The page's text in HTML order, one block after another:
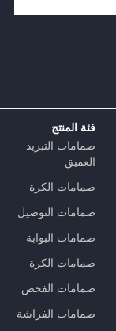
فئة المنتج
صمامات التبريد
العميق
صمامات الكرة
صمامات التوصيل
صمامات البوابة
صمامات الكرة
صمامات الفحص
صمامات الفراشة